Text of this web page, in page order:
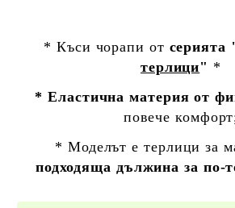
* Къси чорапи от серията
терлици" *
* Еластична материя от
повече
* Моделът е терлици за
подходяща дължина за по-